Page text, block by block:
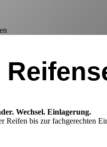
Wechsel. Einlagerung.
Reifen bis zur fachgerechten